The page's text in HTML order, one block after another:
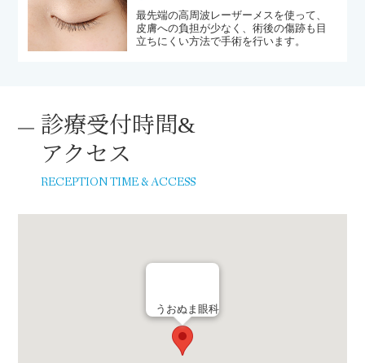
最先端の高周波レーザーメスを使って、
皮膚への負担が少なく、術後の傷跡も目
立ちにくい方法で手術を行います。
診療受付時間&
アクセス
RECEPTION TIME & ACCESS
うおぬま眼科